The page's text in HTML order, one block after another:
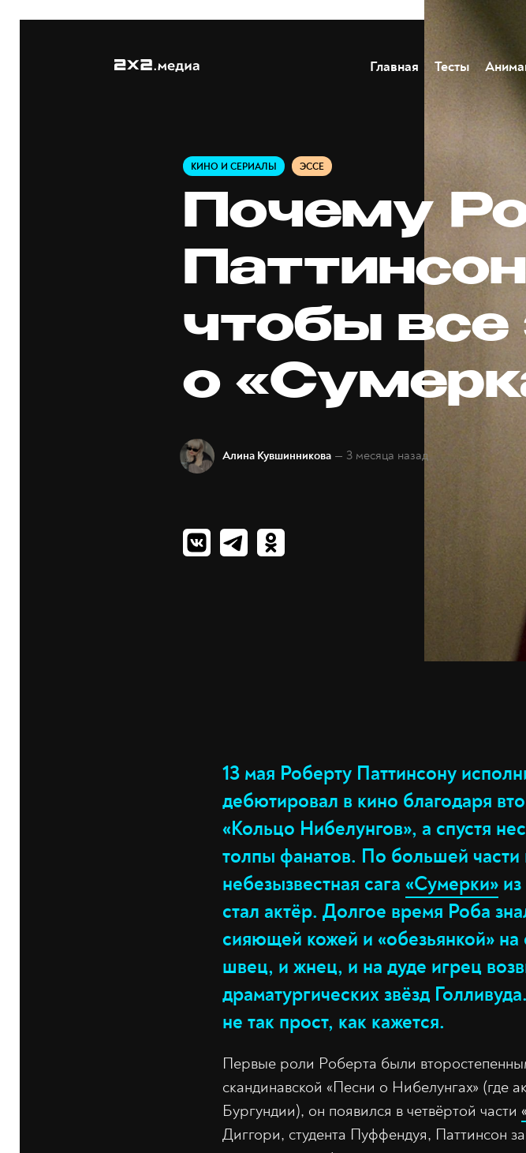
Главная Тесты
КИНО И СЕРИАЛЫ ЭССЕ
Почему
чтобы
о
Алина Кувшинникова — 3 месяца назад
13 мая Роберту Паттинсону
дебютировал в кино благодаря
«Кольцо Нибелунгов», а спустя
толпы фанатов. По большей части
небезызвестная сага «Сумерки»
стал актёр. Долгое время Роба
сияющей кожей и «обезьянкой»
швец, и жнец, и на дуде игрец
драматургических звёзд
не так прост, как кажется.
Первые роли Роберта были
скандинавской «Песни о Нибелунгах» (где
Бургундии), он появился в четвёртой части
Диггори, студента Пуффендуя, Паттинсон